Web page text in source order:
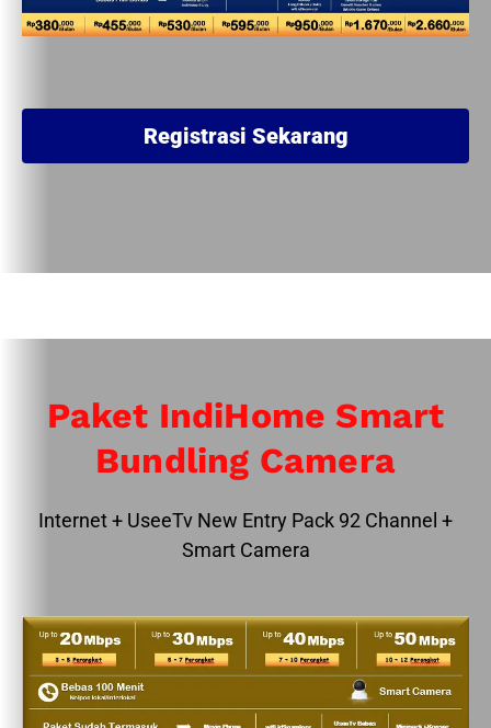
Registrasi Sekarang
Paket IndiHome Smart
Bundling Camera
Internet + UseeTv New Entry Pack 92 Channel +
Smart Camera